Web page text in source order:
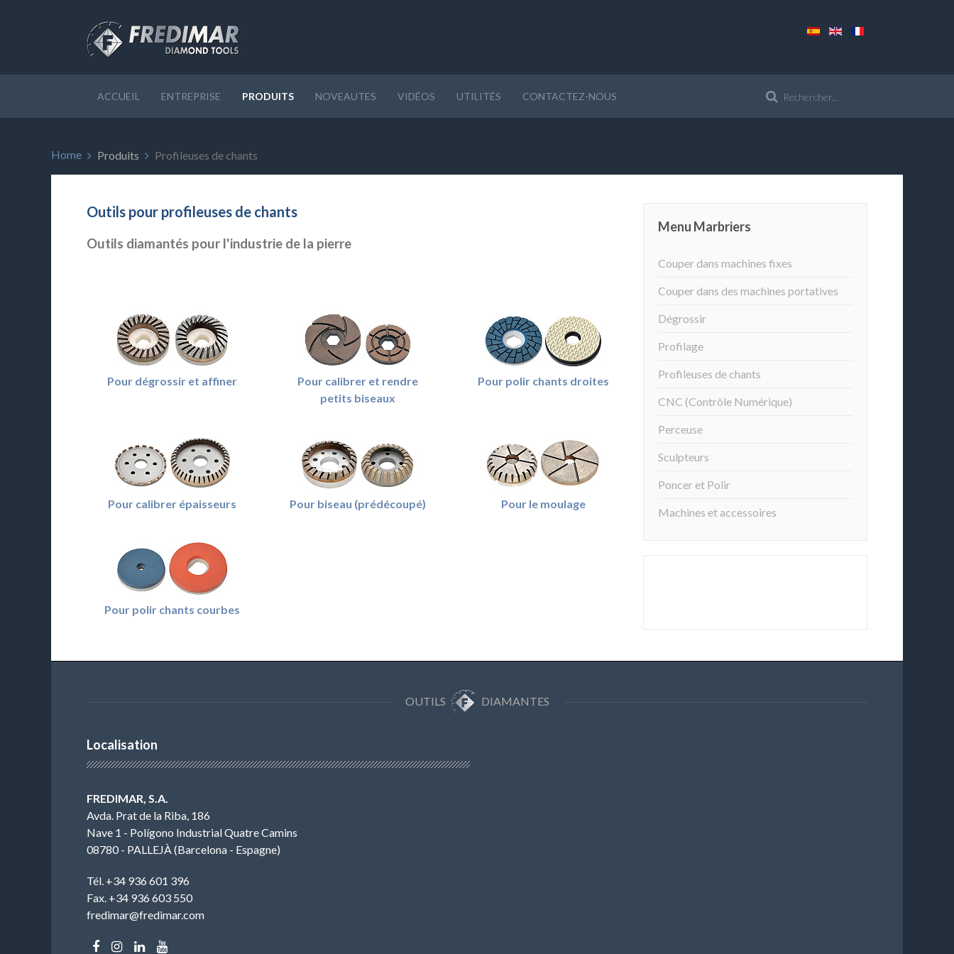
ACCUEIL ENTREPRISE PRODUITS NOVEAUTES VIDÉOS UTILITÉS CONTACTEZ-NOUS
Home Produits Profileuses de chants
Outils pour profileuses de chants
Outils diamantés pour l'industrie de la pierre
Pour dégrossir et affiner
Pour calibrer et rendre
petits biseaux
Pour polir chants droites
Pour calibrer épaisseurs Pour biseau (prédécoupé) Pour le moulage
Pour polir chants courbes
Menu Marbriers
Couper dans machines fixes
Couper dans des machines portatives
Dégrossir
Profilage
Profileuses de chants
CNC (Contrôle Numérique)
Perceuse
Sculpteurs
Poncer et Polir
Machines et accessoires
OUTILS DIAMANTES
Localisation
FREDIMAR, S.A.
Avda. Prat de la Riba, 186
Nave 1 - Polígono Industrial Quatre Camins
08780 - PALLEJÀ (Barcelona - Espagne)
Tél. +34 936 601 396
Fax. +34 936 603 550
fredimar@fredimar.com